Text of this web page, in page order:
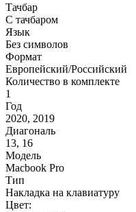
Тачбар
С тачбаром
Язык
Без символов
Формат
Европейский/Российский
Количество в комплекте
1
Год
2020, 2019
Диагональ
13, 16
Модель
Macbook Pro
Тип
Накладка на клавиатуру
Цвет: